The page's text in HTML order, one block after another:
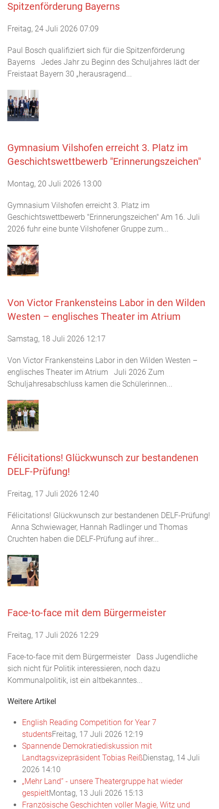
Spitzenförderung Bayerns
Freitag, 24 Juli 2026 07:09
Paul Bosch qualifiziert sich für die Spitzenförderung
Bayerns Jedes Jahr zu Beginn des Schuljahres lädt der
Freistaat Bayern 30 „herausragend...
Gymnasium Vilshofen erreicht 3. Platz im
Geschichtswettbewerb "Erinnerungszeichen"
Montag, 20 Juli 2026 13:00
Gymnasium Vilshofen erreicht 3. Platz im
Geschichtswettbewerb "Erinnerungszeichen" Am 16. Juli
2026 fuhr eine bunte Vilshofener Gruppe zum...
Von Victor Frankensteins Labor in den Wilden
Westen – englisches Theater im Atrium
Samstag, 18 Juli 2026 12:17
Von Victor Frankensteins Labor in den Wilden Westen –
englisches Theater im Atrium Juli 2026 Zum
Schuljahresabschluss kamen die Schülerinnen...
Félicitations! Glückwunsch zur bestandenen
DELF-Prüfung!
Freitag, 17 Juli 2026 12:40
Félicitations! Glückwunsch zur bestandenen DELF-Prüfung!
Anna Schwiewager, Hannah Radlinger und Thomas
Cruchten haben die DELF-Prüfung auf ihrer...
Face-to-face mit dem Bürgermeister
Freitag, 17 Juli 2026 12:29
Face-to-face mit dem Bürgermeister Dass Jugendliche
sich nicht für Politik interessieren, noch dazu
Kommunalpolitik, ist ein altbekanntes...
Weitere Artikel
English Reading Competition for Year 7
studentsFreitag, 17 Juli 2026 12:19
Spannende Demokratiediskussion mit
Landtagsvizepräsident Tobias ReißDienstag, 14 Juli
2026 14:10
„Mehr Land“ - unsere Theatergruppe hat wieder
gespieltMontag, 13 Juli 2026 15:13
Französische Geschichten voller Magie, Witz und